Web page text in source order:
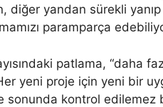
diğer yandan sürekli
paramparça
patlama, “daha
yeni proje için yeni bir
sonunda kontrol edilemez